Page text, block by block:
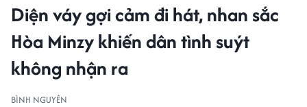
Diện váy gợi cảm đi hát, nhan sắc
Hòa Minzy khiến dân tình suýt
không nhận ra
BÌNH NGUYÊN